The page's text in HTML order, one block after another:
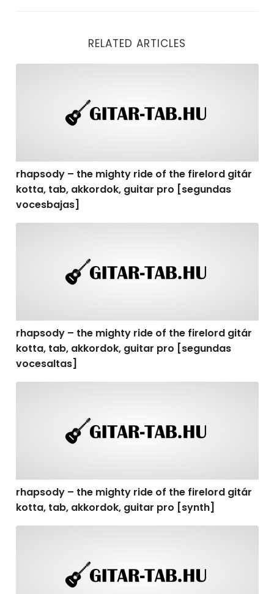
RELATED ARTICLES
rhapsody – the mighty ride of the firelord gitár
kotta, tab, akkordok, guitar pro [segundas
vocesbajas]
rhapsody – the mighty ride of the firelord gitár
kotta, tab, akkordok, guitar pro [segundas
vocesaltas]
rhapsody – the mighty ride of the firelord gitár
kotta, tab, akkordok, guitar pro [synth]